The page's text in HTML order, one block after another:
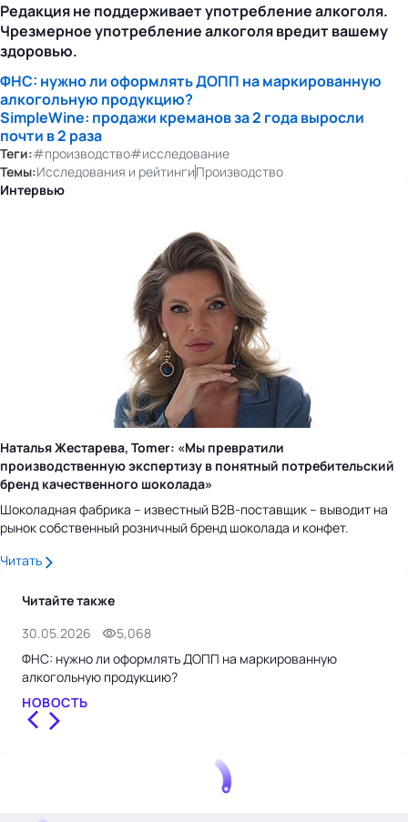
Редакция не поддерживает употребление алкоголя.
Чрезмерное употребление алкоголя вредит вашему
здоровью.
ФНС: нужно ли оформлять ДОПП на маркированную
алкогольную продукцию?
SimpleWine: продажи креманов за 2 года выросли
почти в 2 раза
Теги:#производство#исследование
Темы:Исследования и рейтингиПроизводство
Интервью
Наталья Жестарева, Tomer: «Мы превратили
производственную экспертизу в понятный потребительский
бренд качественного шоколада»
Шоколадная фабрика – известный B2B-поставщик – выводит на
рынок собственный розничный бренд шоколада и конфет.
Читать
Читайте также
30.05.2026
5,068
ФНС: нужно ли оформлять ДОПП на маркированную
алкогольную продукцию?
НОВОСТЬ